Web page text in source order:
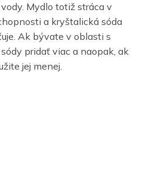
Mydlo totiž stráca v
a kryštalická sóda
Ak bývate v oblasti s
pridať viac a naopak, ak
jej menej.